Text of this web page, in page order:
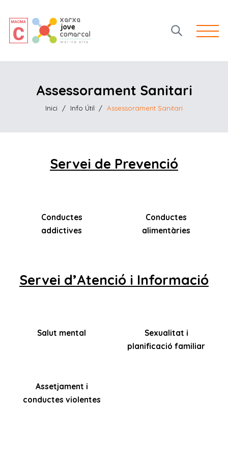
Open
Assessorament Sanitari
Inici / Info Útil / Assessorament Sanitari
Servei de Prevenció
Conductes
addictives
Conductes
alimentàries
Servei d’Atenció i Informació
Salut mental
Sexualitat i
planificació familiar
Assetjament i
conductes violentes